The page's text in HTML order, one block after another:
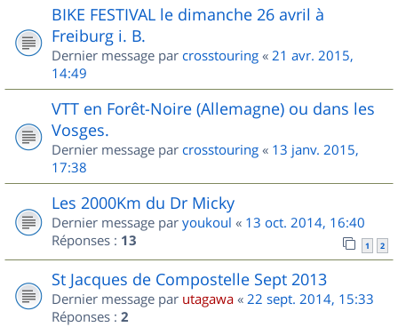
BIKE FESTIVAL le dimanche 26 avril à
Freiburg i. B.
Dernier message par crosstouring « 21 avr. 2015,
14:49
VTT en Forêt-Noire (Allemagne) ou dans les
Vosges.
Dernier message par crosstouring « 13 janv. 2015,
17:38
Les 2000Km du Dr Micky
Dernier message par youkoul « 13 oct. 2014, 16:40
Réponses : 13 1 2
St Jacques de Compostelle Sept 2013
Dernier message par utagawa « 22 sept. 2014, 15:33
Réponses : 2